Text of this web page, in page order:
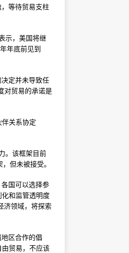
等待贸易支柱
示，美国将继
年底前见到
定并未导致任
对贸易的承诺是
关系协定
。该框架目前
但未被接受。
国可以选择参
和监管透明度
济领域，将探索
区合作的倡
贸易，不应该